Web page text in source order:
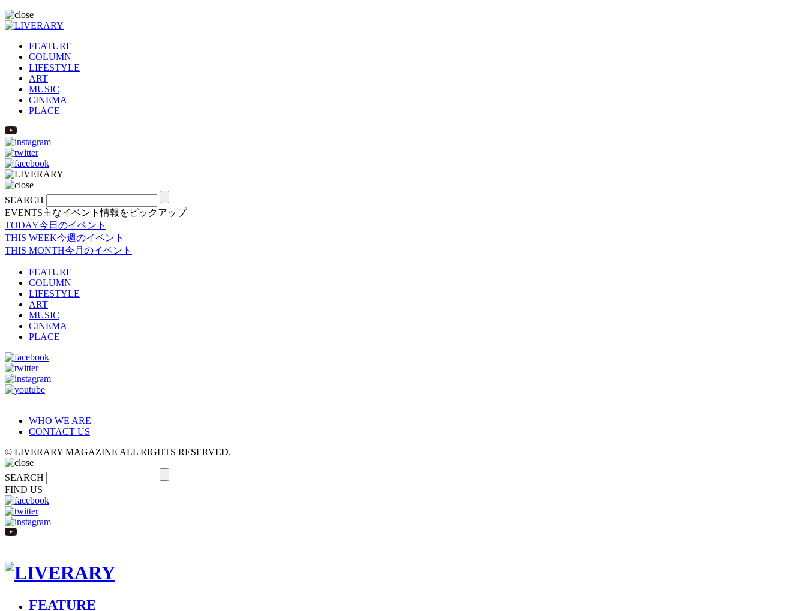
FEATURE
COLUMN
LIFESTYLE
ART
MUSIC
CINEMA
PLACE
SEARCH
EVENTS主なイベント情報をピックアップ
TODAY今日のイベント
THIS WEEK今週のイベント
THIS MONTH今月のイベント
FEATURE
COLUMN
LIFESTYLE
ART
MUSIC
CINEMA
PLACE
WHO WE ARE
CONTACT US
© LIVERARY MAGAZINE ALL RIGHTS RESERVED.
SEARCH
FIND US
FEATURE